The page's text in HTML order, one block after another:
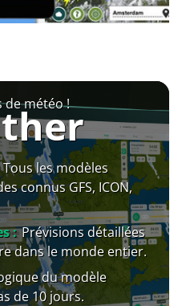
de météo !
Tous les modèles
connus GFS, ICON,
: Prévisions détaillées
dans le monde entier.
du modèle
de 10 jours.